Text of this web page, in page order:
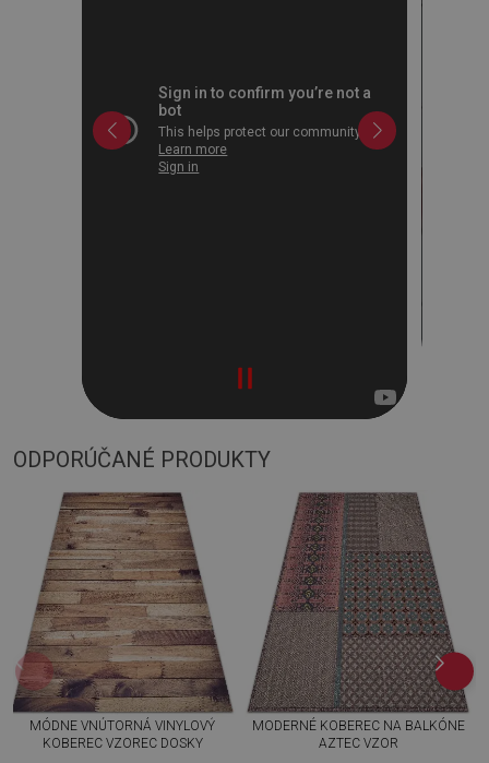
ODPORÚČANÉ PRODUKTY
MÓDNE VNÚTORNÁ VINYLOVÝ
KOBEREC VZOREC DOSKY
MODERNÉ KOBEREC NA BALKÓNE
AZTEC VZOR